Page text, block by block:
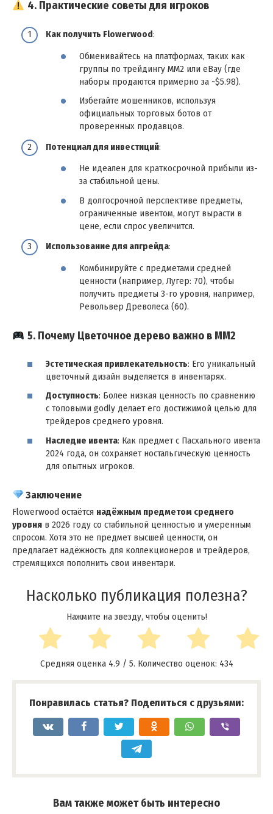
4. Практические советы для игроков
Как получить Flowerwood:
Обменивайтесь на платформах, таких как
группы по трейдингу MM2 или eBay (где
наборы продаются примерно за ~$5.98).
Избегайте мошенников, используя
официальных торговых ботов от
проверенных продавцов.
Потенциал для инвестиций:
Не идеален для краткосрочной прибыли из-
за стабильной цены.
В долгосрочной перспективе предметы,
ограниченные ивентом, могут вырасти в
цене, если спрос увеличится.
Использование для апгрейда:
Комбинируйте с предметами средней
ценности (например, Лугер: 70), чтобы
получить предметы 3-го уровня, например,
Револьвер Древолеса (60).
5. Почему Цветочное дерево важно в MM2
Эстетическая привлекательность: Его уникальный
цветочный дизайн выделяется в инвентарях.
Доступность: Более низкая ценность по сравнению
с топовыми godly делает его достижимой целью для
трейдеров среднего уровня.
Наследие ивента: Как предмет с Пасхального ивента
2024 года, он сохраняет ностальгическую ценность
для опытных игроков.
Заключение
Flowerwood остаётся надёжным предметом среднего
уровня в 2026 году со стабильной ценностью и умеренным
спросом. Хотя это не предмет высшей ценности, он
предлагает надёжность для коллекционеров и трейдеров,
стремящихся пополнить свои инвентари.
Насколько публикация полезна?
Нажмите на звезду, чтобы оценить!
Средняя оценка 4.9 / 5. Количество оценок: 434
Понравилась статья? Поделиться с друзьями:
Вам также может быть интересно